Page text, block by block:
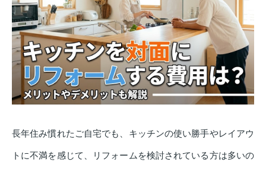
長年住み慣れたご自宅でも、キッチンの使い勝手やレイアウ
トに不満を感じて、リフォームを検討されている方は多いの